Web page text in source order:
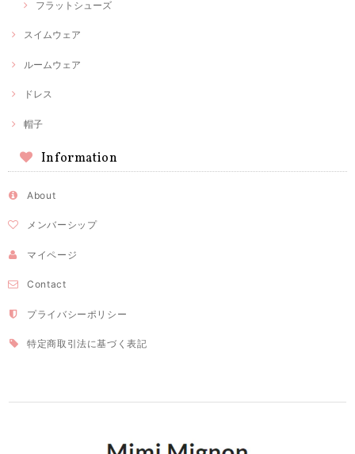
フラットシューズ
スイムウェア
ルームウェア
ドレス
帽子
Information
About
メンバーシップ
マイページ
Contact
プライバシーポリシー
特定商取引法に基づく表記